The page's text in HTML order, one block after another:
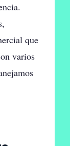
que
varios